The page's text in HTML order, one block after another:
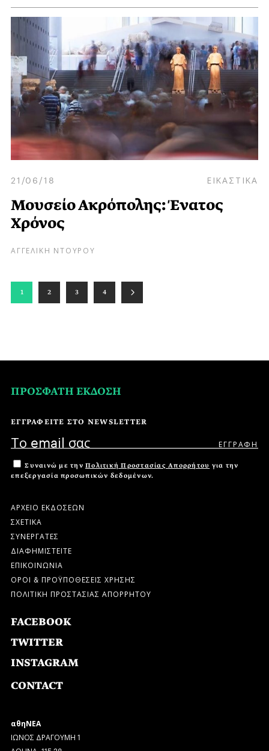
21/06/18 ΕΙΚΑΣΤΙΚΑ
Μουσείο Ακρόπολης: Ένατος
Χρόνος
ΑΓΓΕΛΙΚΗ ΝΤΟΥΡΟΥ
1 2 3 4
ΠΡΟΣΦΑΤΗ ΕΚΔΟΣΗ
ΕΓΓΡΑΦΕΙΤΕ ΣΤΟ NEWSLETTER
Συναινώ με την Πολιτική Προστασίας Απορρήτου για την
επεξεργασία προσωπικών δεδομένων.
ΑΡΧΕΙΟ ΕΚΔΟΣΕΩΝ
ΣΧΕΤΙΚΑ
ΣΥΝΕΡΓΑΤΕΣ
ΔΙΑΦΗΜΙΣΤΕΙΤΕ
ΕΠΙΚΟΙΝΩΝΙΑ
ΟΡΟΙ & ΠΡΟΫΠΟΘΕΣΕΙΣ ΧΡΗΣΗΣ
ΠΟΛΙΤΙΚΗ ΠΡΟΣΤΑΣΙΑΣ ΑΠΟΡΡΗΤΟΥ
FACEBOOK
TWITTER
INSTAGRAM
CONTACT
αθηΝΕΑ
ΙΩΝΟΣ ΔΡΑΓΟΥΜΗ 1